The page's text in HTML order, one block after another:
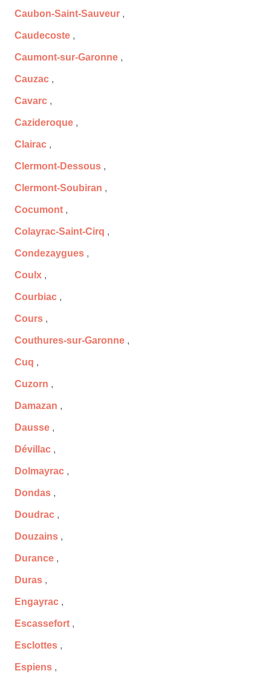
Caubon-Saint-Sauveur ,
Caudecoste ,
Caumont-sur-Garonne ,
Cauzac ,
Cavarc ,
Cazideroque ,
Clairac ,
Clermont-Dessous ,
Clermont-Soubiran ,
Cocumont ,
Colayrac-Saint-Cirq ,
Condezaygues ,
Coulx ,
Courbiac ,
Cours ,
Couthures-sur-Garonne ,
Cuq ,
Cuzorn ,
Damazan ,
Dausse ,
Dévillac ,
Dolmayrac ,
Dondas ,
Doudrac ,
Douzains ,
Durance ,
Duras ,
Engayrac ,
Escassefort ,
Esclottes ,
Espiens ,